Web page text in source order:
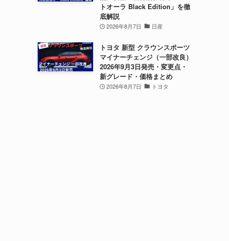
トオーラ Black Edition」を徹
底解説
2026年8月7日 日産
トヨタ 新型 クラウンスポーツ
マイナーチェンジ（一部改良）
2026年9月3日発売・変更点・
新グレード・価格まとめ
2026年8月7日 トヨタ